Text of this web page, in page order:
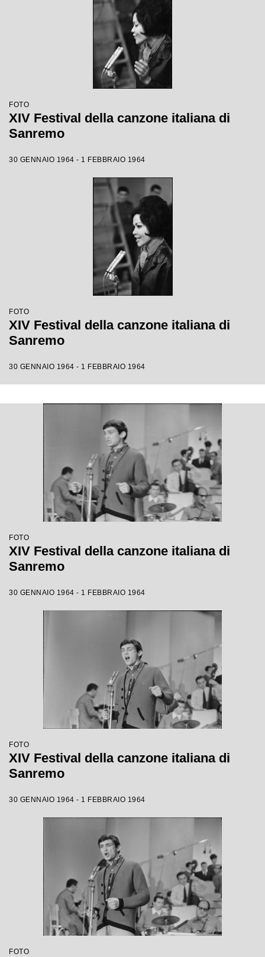
FOTO
XIV Festival della canzone italiana di
Sanremo
30 GENNAIO 1964 - 1 FEBBRAIO 1964
FOTO
XIV Festival della canzone italiana di
Sanremo
30 GENNAIO 1964 - 1 FEBBRAIO 1964
FOTO
XIV Festival della canzone italiana di
Sanremo
30 GENNAIO 1964 - 1 FEBBRAIO 1964
FOTO
XIV Festival della canzone italiana di
Sanremo
30 GENNAIO 1964 - 1 FEBBRAIO 1964
FOTO